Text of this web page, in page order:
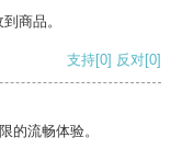
商品。
支持[0] 反对[0]
的流畅体验。